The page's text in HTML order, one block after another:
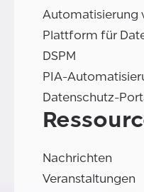
Automatisierung
Plattform für
DSPM
PIA-
Datenschutz-
Nachrichten
Veranstaltungen